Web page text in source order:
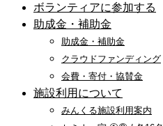
ボランティアに参加する
助成金・補助金
助成金・補助金
クラウドファンディング
会費・寄付・協賛金
施設利用について
みんくる施設利用案内